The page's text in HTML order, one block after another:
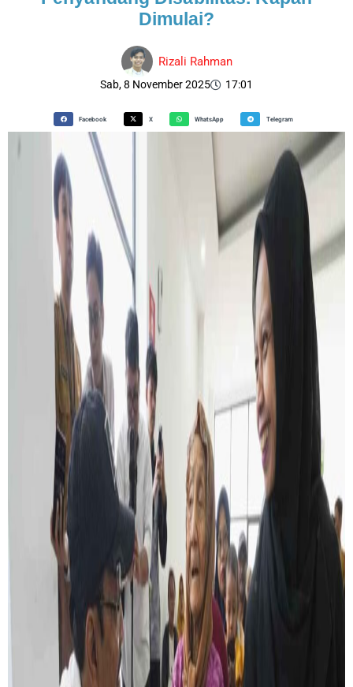
Dimulai?
Rizali Rahman
Sab, 8 November 2025 17:01
Facebook X WhatsApp Telegram